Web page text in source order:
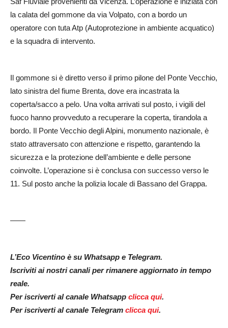
la calata del gommone da via Volpato, con a bordo un
operatore con tuta Atp (Autoprotezione in ambiente acquatico)
e la squadra di intervento.
Il gommone si è diretto verso il primo pilone del Ponte Vecchio,
lato sinistra del fiume Brenta, dove era incastrata la
coperta/sacco a pelo. Una volta arrivati sul posto, i vigili del
fuoco hanno provveduto a recuperare la coperta, tirandola a
bordo. Il Ponte Vecchio degli Alpini, monumento nazionale, è
stato attraversato con attenzione e rispetto, garantendo la
sicurezza e la protezione dell’ambiente e delle persone
coinvolte. L’operazione si è conclusa con successo verso le
11. Sul posto anche la polizia locale di Bassano del Grappa.
——
L’Eco Vicentino è su Whatsapp e Telegram.
Iscriviti ai nostri canali per rimanere aggiornato in tempo
reale.
Per iscriverti al canale Whatsapp clicca qui.
Per iscriverti al canale Telegram clicca qui.